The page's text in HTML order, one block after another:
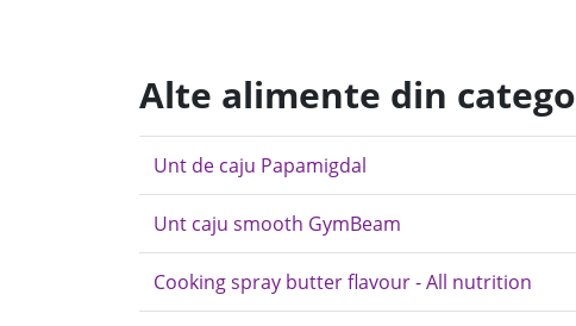
Alte alimente din
Unt de caju Papamigdal
Unt caju smooth GymBeam
Cooking spray butter flavour - All nutrition